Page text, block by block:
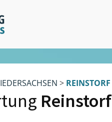
> REINSTORF
Reinstorf